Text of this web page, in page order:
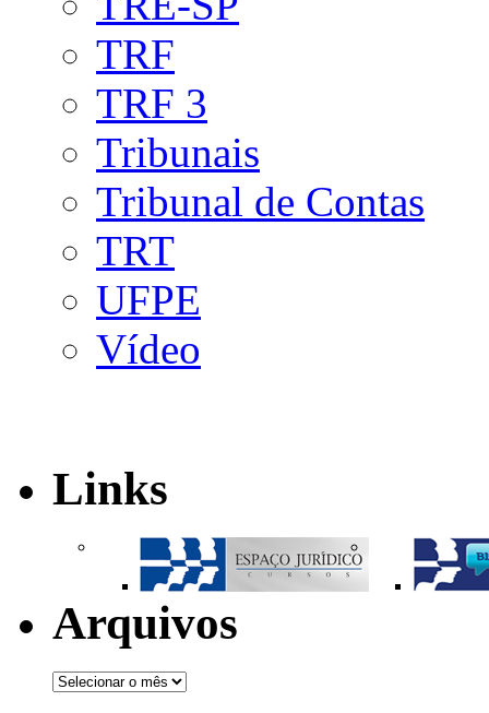
TRF
TRF 3
Tribunais
Tribunal de Contas
TRT
UFPE
Vídeo
Links
Arquivos